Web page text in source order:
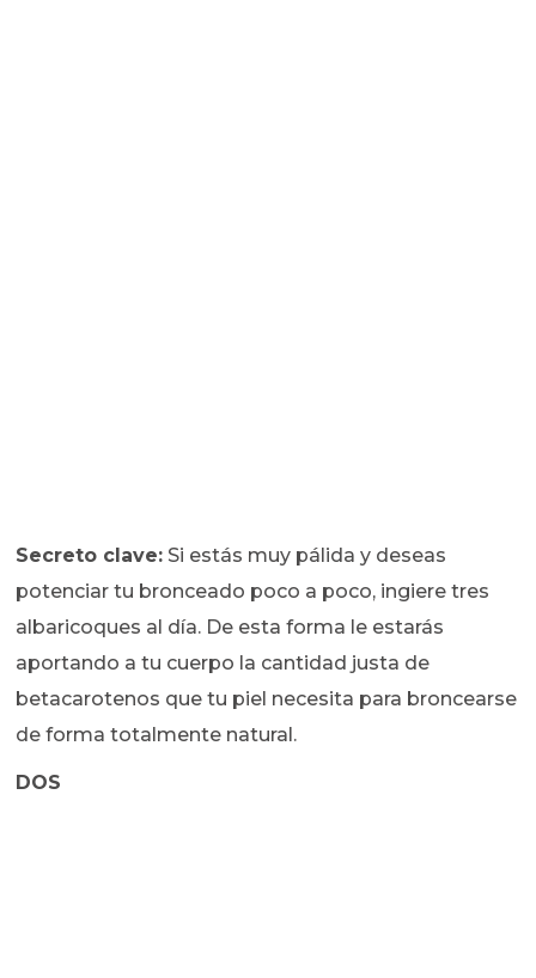
Secreto clave: Si estás muy pálida y deseas
potenciar tu bronceado poco a poco, ingiere tres
albaricoques al día. De esta forma le estarás
aportando a tu cuerpo la cantidad justa de
betacarotenos que tu piel necesita para broncearse
de forma totalmente natural.
DOS